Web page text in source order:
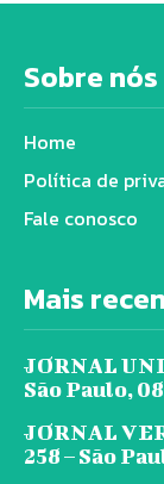
Sobre nós
Home
Política de
Fale conosco
Mais
JORNAL
São Paulo,
JORNAL
258 – São